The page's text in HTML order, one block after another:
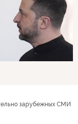
зарубежных СМИ